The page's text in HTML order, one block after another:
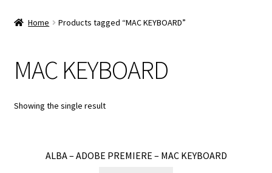
RF
EVENTOS
CONTATO
Home Products tagged “MAC KEYBOARD”
MAC KEYBOARD
Showing the single result
ALBA – ADOBE PREMIERE – MAC KEYBOARD